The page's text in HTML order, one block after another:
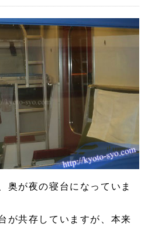
が夜の寝台になっていま
が共存していますが、本来